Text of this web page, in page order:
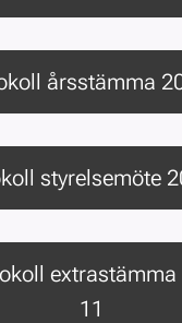
årsstämma
styrelsemöte
11